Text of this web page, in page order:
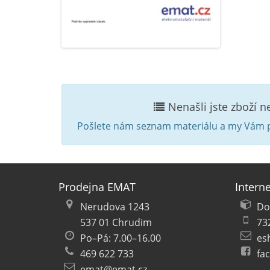
Nenašli jste zboží
Pošlete nám seznam materiálu a my
Prodejna EMAT
Nerudova 1243
537 01 Chrudim
Po–Pá: 7.00–16.00
469 622 733